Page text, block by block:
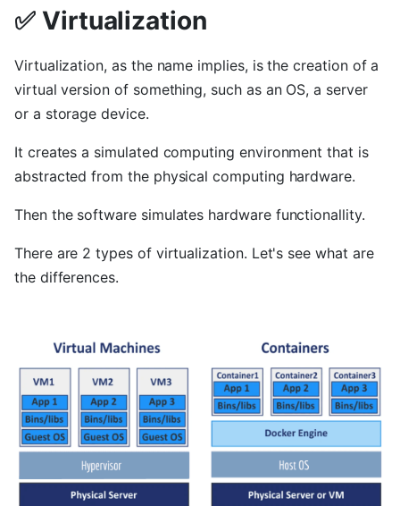
✅ Virtualization
Virtualization, as the name implies, is the creation of a
virtual version of something, such as an OS, a server
or a storage device.
It creates a simulated computing environment that is
abstracted from the physical computing hardware.
Then the software simulates hardware functionallity.
There are 2 types of virtualization. Let's see what are
the differences.